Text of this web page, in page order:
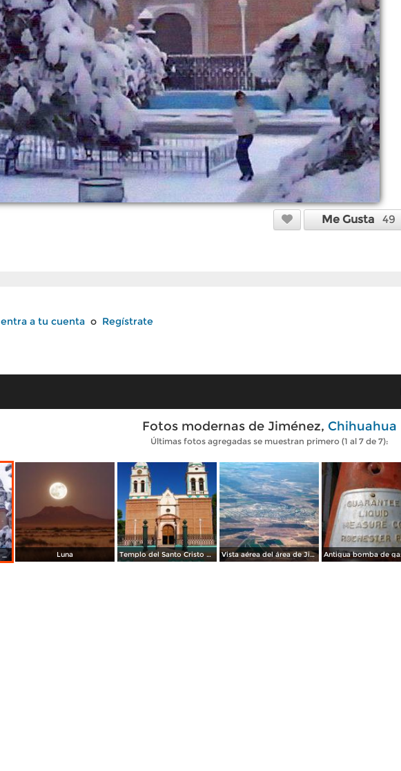
Me Gusta 49
entra a tu cuenta o Regístrate
Fotos modernas de Jiménez, Chihuahua
Últimas fotos agregadas se muestran primero (1 al 7 de 7):
Templo del Santo Cristo de Burgos Nevado Luna Templo del Santo Cristo de Burgos Vista aérea del área de Jiménez